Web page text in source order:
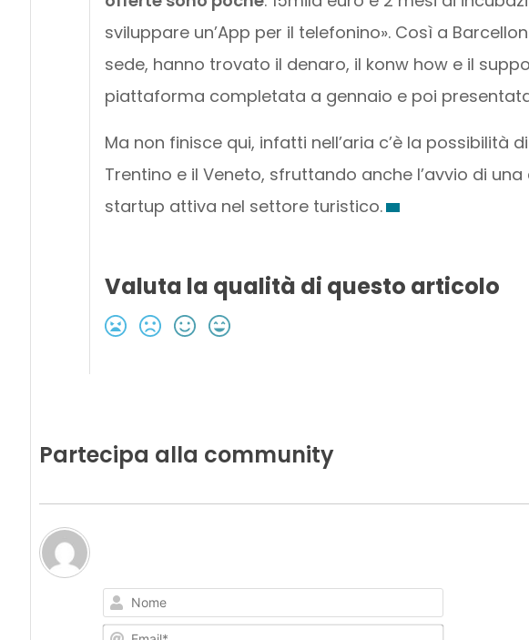
sviluppare un’App per il telefonino». Così a
sede, hanno trovato il denaro, il konw how e il
piattaforma completata a gennaio e poi
Ma non finisce qui, infatti nell’aria c’è la possibilità
Trentino e il Veneto, sfruttando anche l’avvio di
startup attiva nel settore turistico.
Valuta la qualità di questo articolo
Partecipa alla community
Nome
Email*